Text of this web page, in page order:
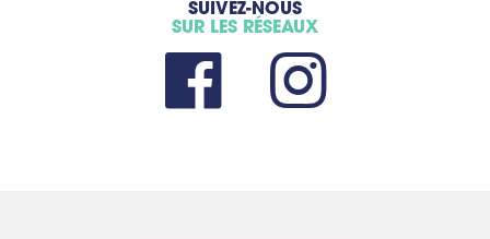
SUIVEZ-NOUS
SUR LES RÉSEAUX